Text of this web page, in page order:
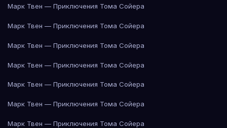
Марк Твен — Приключения Тома Сойера
Марк Твен — Приключения Тома Сойера
Марк Твен — Приключения Тома Сойера
Марк Твен — Приключения Тома Сойера
Марк Твен — Приключения Тома Сойера
Марк Твен — Приключения Тома Сойера
Марк Твен — Приключения Тома Сойера